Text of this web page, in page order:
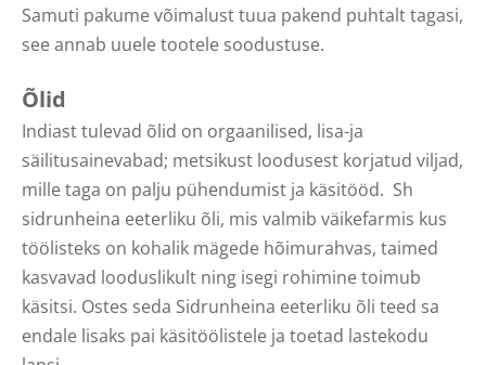
Samuti pakume võimalust tuua pakend puhtalt tagasi,
see annab uuele tootele soodustuse.
Õlid
Indiast tulevad õlid on orgaanilised, lisa-ja
säilitusainevabad; metsikust loodusest korjatud viljad,
mille taga on palju pühendumist ja käsitööd. Sh
sidrunheina eeterliku õli, mis valmib väikefarmis kus
töölisteks on kohalik mägede hõimurahvas, taimed
kasvavad looduslikult ning isegi rohimine toimub
käsitsi. Ostes seda Sidrunheina eeterliku õli teed sa
endale lisaks pai käsitöölistele ja toetad lastekodu